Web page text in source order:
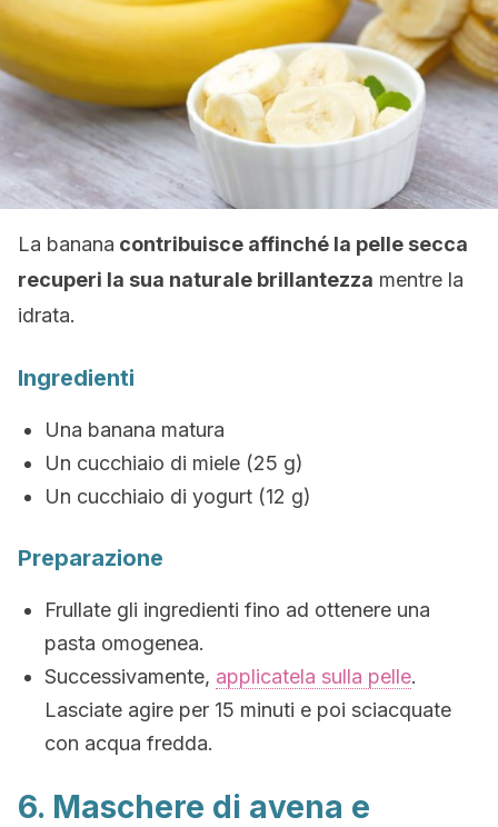
La banana contribuisce affinché la pelle secca
recuperi la sua naturale brillantezza mentre la
idrata.
Ingredienti
Una banana matura
Un cucchiaio di miele (25 g)
Un cucchiaio di yogurt (12 g)
Preparazione
Frullate gli ingredienti fino ad ottenere una
pasta omogenea.
Successivamente, applicatela sulla pelle.
Lasciate agire per 15 minuti e poi sciacquate
con acqua fredda.
6. Maschere di avena e